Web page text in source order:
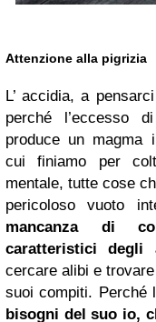
Attenzione alla pigrizia
L’ accidia, a
perché l’eccesso
produce un magma
cui finiamo per
mentale, tutte cose
pericoloso vuoto
mancanza di
caratteristici
cercare alibi e
suoi compiti. Perché
bisogni del suo io,